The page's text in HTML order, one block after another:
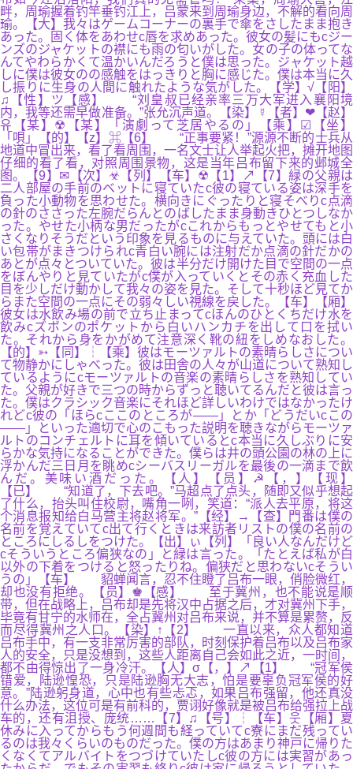
畔，周瑜握着钓竿垂钓江上，吕蒙来到周瑜身边，不解的看向周
瑜。【大】我々はゲームコーナーの裏手で傘をさしたまま抱き
あった。固く体をあわせc唇を求めあった。彼女の髪にもcジー
ンズのジャケットの襟にも雨の匂いがした。女の子の体ってな
んてやわらかくて温かいんだろうと僕は思った。ジャケット越
しに僕は彼女のの感触をはっきりと胸に感じた。僕は本当に久
し振りに生身の人間に触れたような気がした。【学】√【阳】
♫【性】ツ【感】 “刘皇叔已经亲率三万大军进入襄阳境
内，我等还需早做准备。”张允沉声道。【染】☿【者】❤【赵】
유【某】☢【某】「演劇って芝居やるの」【乘】☑【坐】
「唄」【的】【z】⌘【6】 “正事要紧！”源源不断的士兵从
地道中冒出来，看了看周围，一名文士让人举起火把，摊开地图
仔细的看了看，对照周围景物，这是当年吕布留下来的邺城全
图。【9】✉【次】☣【列】【车】☢【1】↗【7】緑の父親は
二人部屋の手前のベットに寝ていたc彼の寝ている姿は深手を
負った小動物を思わせた。横向きにぐったりと寝そべりc点滴
の針のささった左腕だらんとのばしたまま身動きひとつしなか
った。やせた小柄な男だったがcこれからもっとやせてもと小
さくなりそうだという印象を見るものに与えていた。頭には白
い包帯がまきつけられc青白い腕には注射だか点滴の針だかの
あとが点々とついていた。彼は半分だけ開けた目で空間の一点
をぼんやりと見ていたがc僕が入っていくとその赤く充血した
目を少しだけ動かして我々の姿を見た。そして十秒ほど見てか
らまた空間の一点にその弱々しい視線を戻した。【车】【厢】
彼女は水飲み場の前で立ち止まってcほんのひとくちだけ水を
飲みcズボンのポケットから白いハンカチを出して口を拭い
た。それから身をかがめて注意深く靴の紐をしめなおした。
【的】➳【同】┆【乘】彼はモーツァルトの素晴らしさについ
て物静かにしゃべった。彼は田舎の人々が山道について熟知し
ているようにcモーツァルトの音楽の素晴らしさを熟知してい
た。父親が好きで三つの時からずっと聴いてるんだと彼は言っ
た。僕はクラシック音楽にそれほど詳しいわけではなかったけ
れどc彼の「ほらcここのところが――」とか「どうだいcこの
――」といった適切で心のこもった説明を聴きながらモーツァ
ルトのコンチェルトに耳を傾いているとc本当に久しぶりに安
らかな気持になることができた。僕らは井の頭公園の林の上に
浮かんだ三日月を眺めcシーバスリーガルを最後の一滴まで飲
んだ。美味い酒だった。【人】【员】☭【，】【现】
【已】 “知道了，下去吧。”马超点了点头，随即又似乎想起
了什么，抬头叫住校尉，嘴角一咧，笑道：“派人去平原，将这
个消息报知给白马营主将赵将军。”【经】→【查】門番は僕の
名前を覚えていてc出て行くときは来訪者リストの僕の名前の
ところにしるしをつけた。【出】ぃ【列】「良い人なんだけど
cそういうところ偏狭なの」と緑は言った。「たとえば私が白
以外の下着をつけると怒ったりね。偏狭だと思わないcそうい
うの」【车】 貂蝉闻言，忍不住瞪了吕布一眼，俏脸微红，
却也没有拒绝。【员】♚【感】 至于冀州，也不能说是顺
带，但在战略上，吕布却是先将汉中占据之后，才对冀州下手，
毕竟有甘宁的水师在，全占冀州对吕布来说，并不算是累赘，反
而尽得冀州之人口。【染】↑【2】 一直以来，众人都知道
吕布手中，有一支非常厉害的部队，时刻保护着吕布以及吕布家
人的安全，只是没想到，这些人距离自己会如此之近，一时间，
都不由得惊出了一身冷汗。【人】σ【，】↗【1】 “冠军侯
错爱，陆逊惶恐，只是陆逊胸无大志，怕是要辜负冠军侯的好
意。”陆逊躬身道，心中也有些忐忑，如果吕布强留，他还真没
什么办法，这位可是有前科的，贾诩好像就是被吕布给强拉上战
车的，还有沮授、庞统……【7】♫【号】┆【车】웃【厢】夏
休みに入ってからもう何週間も経っていてc寮にまだ残ってい
るのは我々くらいのものだった。僕の方はあまり神戸に帰りた
くなくてアルバイトをつづけていたしc彼の方には実習があっ